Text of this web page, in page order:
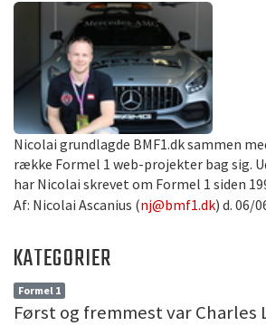
Nicolai grundlagde BMF1.dk sammen
række Formel 1 web-projekter bag sig.
har Nicolai skrevet om Formel 1 siden
Af: Nicolai Ascanius (nj@bmf1.dk) d. 06/
KATEGORIER
Formel 1
Først og fremmest var Charles